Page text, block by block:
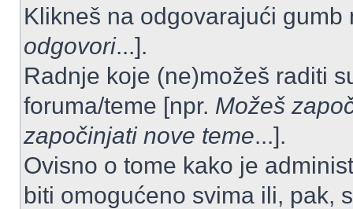
Klikneš na odgovarajući
odgovori...].
Radnje koje (ne)možeš raditi
foruma/teme [npr. Možeš
započinjati nove teme...].
Ovisno o tome kako je
biti omogućeno svima ili, pak,